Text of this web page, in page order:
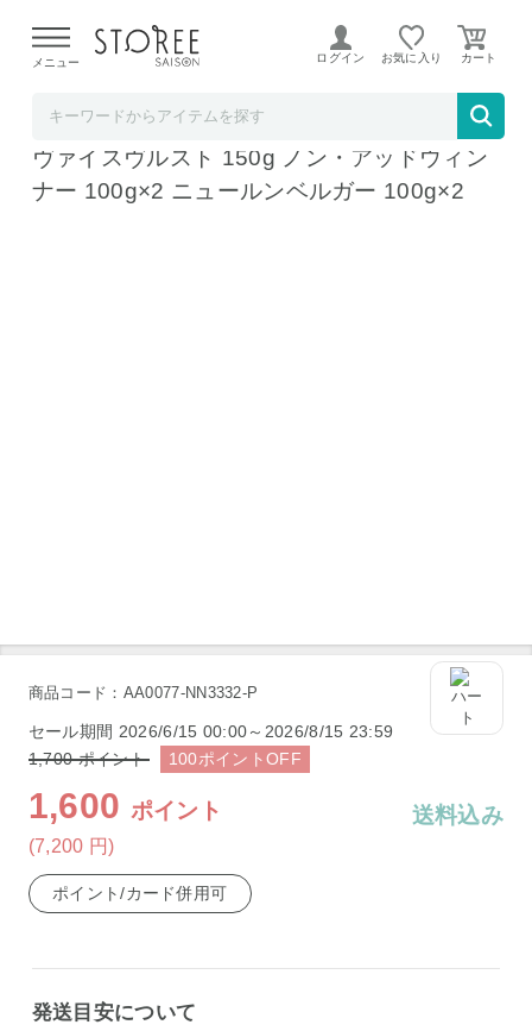
よる配送遅延が発生しております。
メニュー ログイン お気に入り
鹿児島 黒豚ノン・アッドソーセージ詰合せ
ヴァイスヴルスト 150g ノン・アッドウィン
ナー 100g×2 ニュールンベルガー 100g×2
商品コード：AA0077-NN3332-P
セール期間 2026/6/15 00:00～2026/8/15 23:59
1,700ポイント 100ポイントOFF
1,600 ポイント
(7,200 円)
送料込み
ポイント/カード併用可
発送目安について